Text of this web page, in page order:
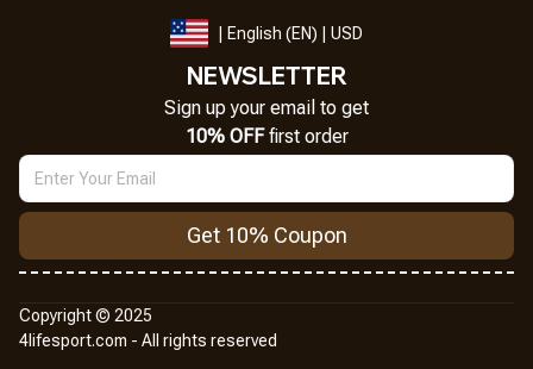
| English (EN) | USD
NEWSLETTER
Sign up your email to get
10% OFF first order
Get 10% Coupon
Copyright © 2025
4lifesport.com - All rights reserved